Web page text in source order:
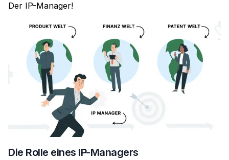
Der IP-Manager!
Die Rolle eines IP-Managers